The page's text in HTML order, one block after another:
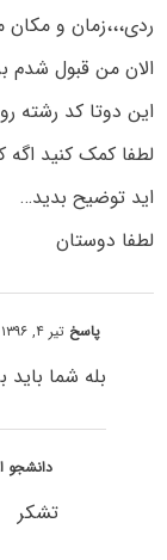
ردی،،،زمان و مکان
الان من قبول شدم
این دوتا کد رشته
لطفا کمک کنید
اید توضیح بدید…
لطفا دوستان
پاسخ تیر ۴, ۱۳۹۶ at ۸:۰۶ ب٫ظ
بله شما
دانشجو
تشکر